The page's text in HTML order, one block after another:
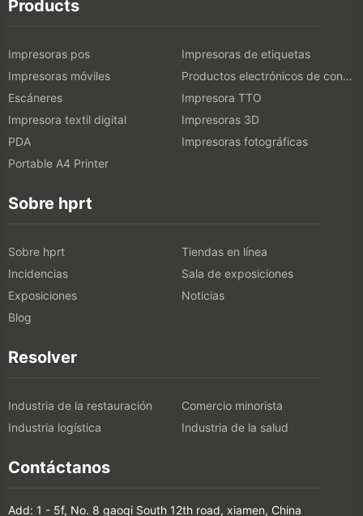
Products
Impresoras pos
Impresoras de etiquetas
Impresoras móviles
Productos electrónicos de consumo
Escáneres
Impresora TTO
Impresora textil digital
Impresoras 3D
PDA
Impresoras fotográficas
Portable A4 Printer
Sobre hprt
Sobre hprt
Tiendas en línea
Incidencias
Sala de exposiciones
Exposiciones
Noticias
Blog
Resolver
Industria de la restauración
Comercio minorista
Industria logística
Industria de la salud
Contáctanos
Add: 1 - 5f, No. 8 gaoqi South 12th road, xiamen, China